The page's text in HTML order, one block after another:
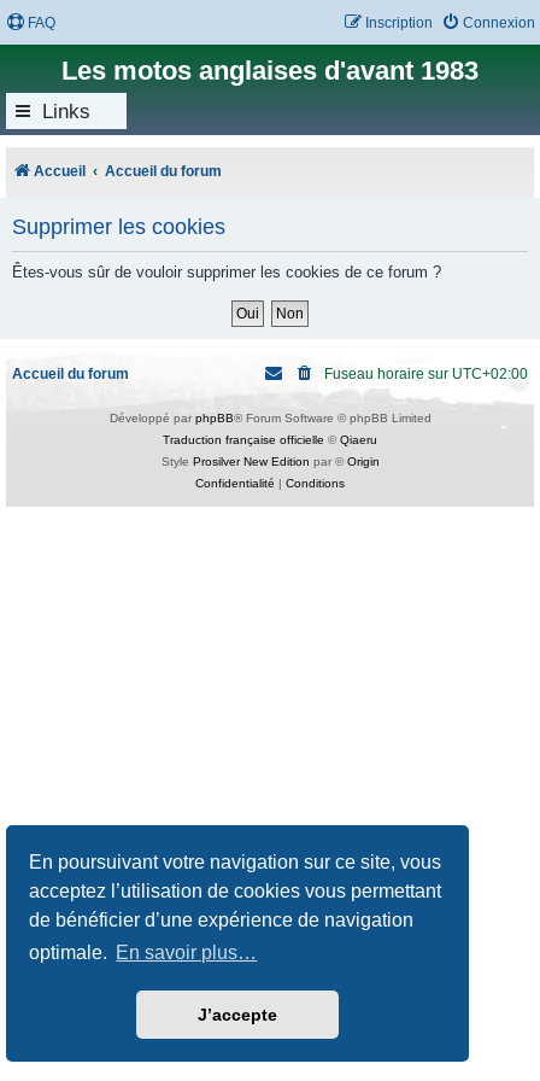
En poursuivant votre navigation sur ce site, vous
acceptez l’utilisation de cookies vous permettant
de bénéficier d’une expérience de navigation
optimale. En savoir plus…
J’accepte
FAQ Connexion
Inscription
Les motos anglaises d'avant 1983
Links
Accueil Accueil du forum
Supprimer les cookies
Êtes-vous sûr de vouloir supprimer les cookies de ce forum ?
Accueil du forum Fuseau horaire sur UTC+02:00
Développé par phpBB® Forum Software © phpBB Limited
Traduction française officielle ©Qiaeru
Style Prosilver New Edition par ©Origin
Confidentialité | Conditions